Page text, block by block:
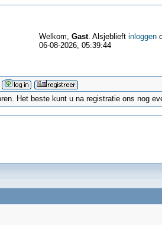
Welkom, Gast. Alsjeblieft inloggen
06-08-2026, 05:39:44
Het beste kunt u na registratie ons nog